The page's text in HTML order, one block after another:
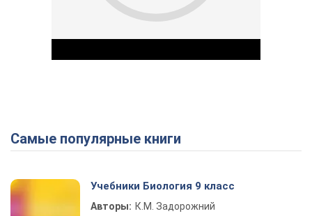
Play Video
Самые популярные книги
Учебники Биология 9 класс
Авторы: К.М. Задорожний